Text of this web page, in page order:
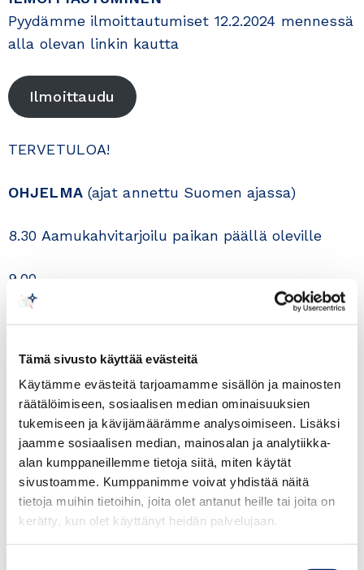
Tämä sivusto käyttää evästeitä
Käytämme evästeitä tarjoamamme sisällön ja mainosten
räätälöimiseen, sosiaalisen median ominaisuuksien
tukemiseen ja kävijämäärämme analysoimiseen. Lisäksi
jaamme sosiaalisen median, mainosalan ja analytiikka-
alan kumppaneillemme tietoja siitä, miten käytät
sivustoamme. Kumppanimme voivat yhdistää näitä
tietoja muihin tietoihin, joita olet antanut heille tai joita on
kerätty, kun olet käyttänyt heidän palvelujaan.
Pyydämme ilmoittautumiset 12.2.2024 mennessä
alla olevan linkin kautta
Ilmoittaudu
TERVETULOA!
OHJELMA(ajat annettu Suomen ajassa)
8.30 Aamukahvitarjoilu paikan päällä oleville
9.00
– Avaus: Puheenjohtaja Jani Kaulo, Suomi-
Kaakkois-Aasia kauppayhdistys
Kaihilahti, Suomen Indonesian suurlähetystö
– Indonesian bisnesmahdollisuudet ja
erityispiirteet (20 min.): Erityisasiantuntija Nina
Jacoby, Business Finland Indonesia
– Q&A (15 min.)
9.45
– Helvarin tarina Indonesiassa (20 min.):
Aluejohtaja Amalan Kanagaratnam, Helvar